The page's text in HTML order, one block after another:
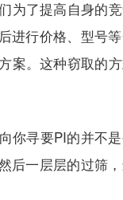
为了提高自身的
进行价格、型号
案。这种窃取的
你寻要PI的并不
后一层层的过筛